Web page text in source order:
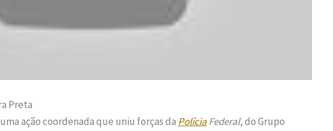
Preta
ação coordenada que uniu forças da PolíciaFederal, do Grupo